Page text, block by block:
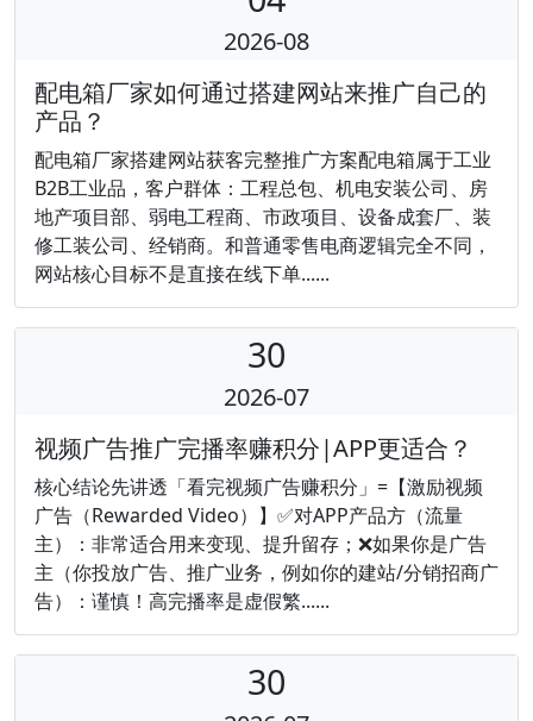
2026-08
配电箱厂家如何通过搭建网站来推广自己的
产品？
配电箱厂家搭建网站获客完整推广方案配电箱属于工业
B2B工业品，客户群体：工程总包、机电安装公司、房
地产项目部、弱电工程商、市政项目、设备成套厂、装
修工装公司、经销商。和普通零售电商逻辑完全不同，
网站核心目标不是直接在线下单......
30
2026-07
视频广告推广完播率赚积分|APP更适合？
核心结论先讲透「看完视频广告赚积分」=【激励视频
广告（Rewarded Video）】✅对APP产品方（流量
主）：非常适合用来变现、提升留存；❌如果你是广告
主（你投放广告、推广业务，例如你的建站/分销招商广
告）：谨慎！高完播率是虚假繁......
30